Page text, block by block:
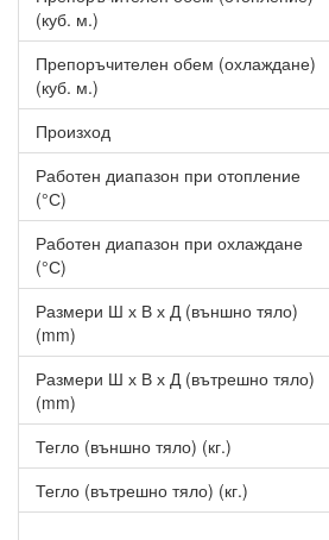
таблет.
Най-висока ефективност и
енергиен клас A++ и в двата
(куб. м.)
Препоръчителен обем (охлаждане)
(куб. м.)
Произход
Работен диапазон при отопление
(°С)
Работен диапазон при охлаждане
(°С)
Размери Ш х В х Д (външно тяло)
(mm)
Размери Ш х В х Д (вътрешно тяло)
(mm)
Тегло (външно тяло) (кг.)
Тегло (вътрешно тяло) (кг.)